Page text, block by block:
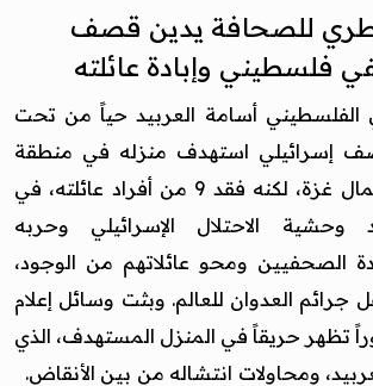
للصحافة يدين قصف
فلسطيني وإبادة عائلته
أسامة العربيد حياً من تحت
إسرائيلي استهدف منزله في منطقة
الصفطاوي شمال غزة، لكنه فقد 9 من أفراد عائلته، في
الاحتلال الإسرائيلي وحربه
الصحفيين ومحو عائلاتهم من الوجود،
جرائم العدوان للعالم. وبثت وسائل إعلام
تظهر حريقاً في المنزل المستهدف، الذي
ومحاولات انتشاله من بين الأنقاض.